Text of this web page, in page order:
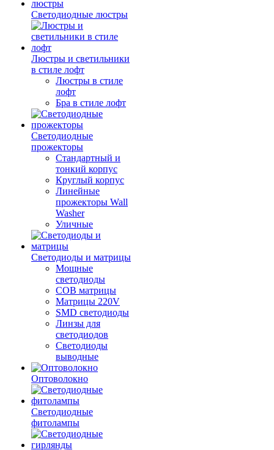
Светодиодные люстры
Люстры и светильники
в стиле лофт
Люстры в стиле
лофт
Бра в стиле лофт
Светодиодные
прожекторы
Стандартный и
тонкий корпус
Круглый корпус
Линейные
прожекторы Wall
Washer
Уличные
Светодиоды и матрицы
Мощные
светодиоды
COB матрицы
Матрицы 220V
SMD светодиоды
Линзы для
светодиодов
Светодиоды
выводные
Оптоволокно
Светодиодные
фитолампы